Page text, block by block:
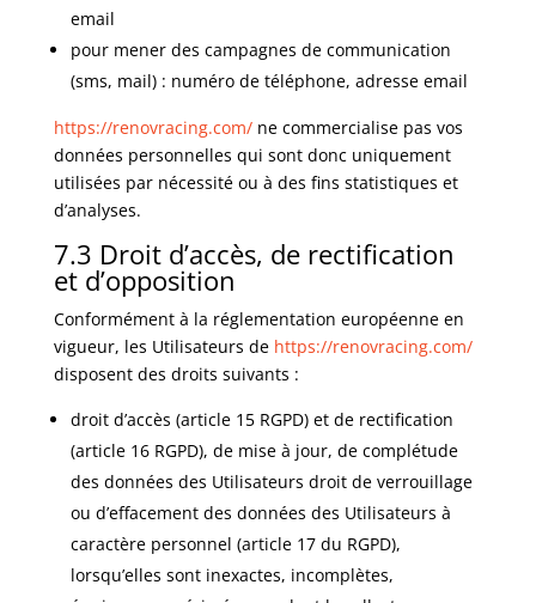
email
pour mener des campagnes de communication
(sms, mail) : numéro de téléphone, adresse email
https://renovracing.com/ne commercialise pas vos
données personnelles qui sont donc uniquement
utilisées par nécessité ou à des fins statistiques et
d’analyses.
7.3 Droit d’accès, de rectification
et d’opposition
Conformément à la réglementation européenne en
vigueur, les Utilisateurs de https://renovracing.com/
disposent des droits suivants :
droit d’accès (article 15 RGPD) et de rectification
(article 16 RGPD), de mise à jour, de complétude
des données des Utilisateurs droit de verrouillage
ou d’effacement des données des Utilisateurs à
caractère personnel (article 17 du RGPD),
lorsqu’elles sont inexactes, incomplètes,